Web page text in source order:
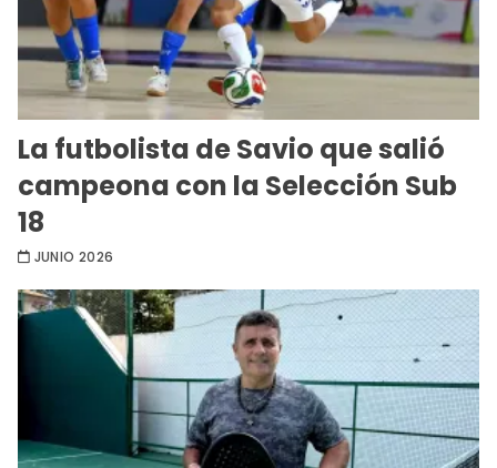
La futbolista de Savio que salió
campeona con la Selección Sub
18
JUNIO 2026